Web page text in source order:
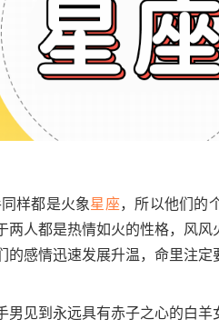
样都是火象星座，所以他们的
两人都是热情如火的性格，风风
的感情迅速发展升温，命里注
见到永远具有赤子之心的白羊